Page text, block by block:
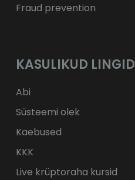
Fraud prevention
KASULIKUD LINGID
Abi
Süsteemi olek
Kaebused
KKK
Live krüptoraha kursid